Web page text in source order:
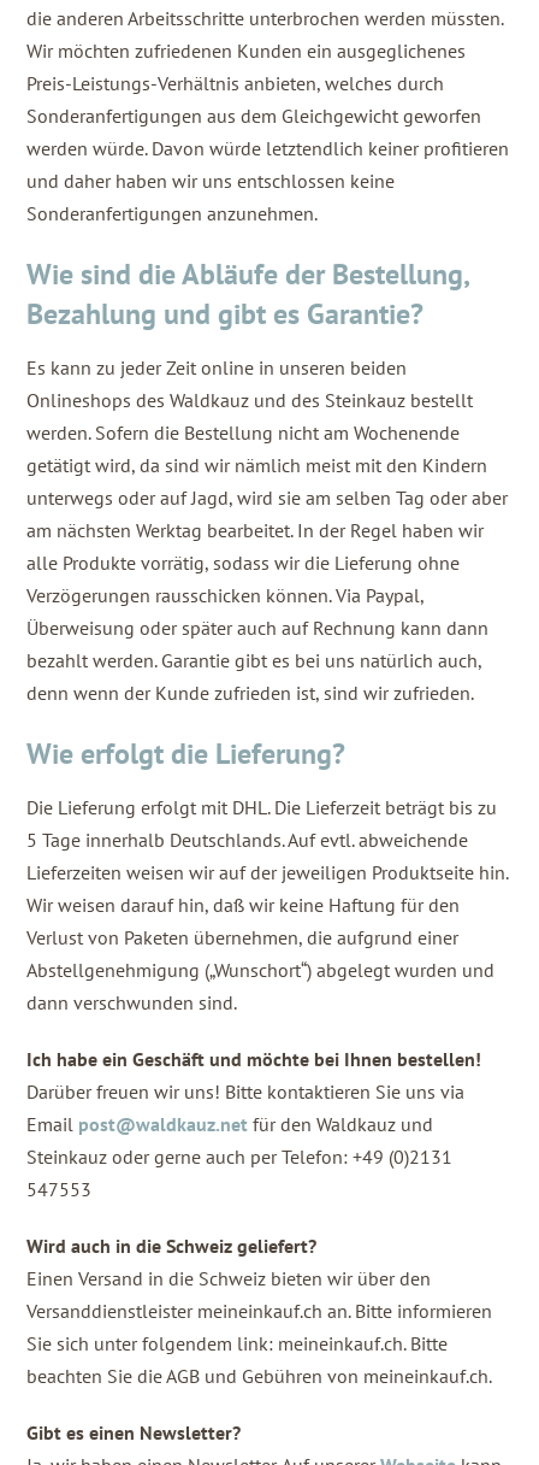
die anderen Arbeitsschritte unterbrochen werden müssten.
Wir möchten zufriedenen Kunden ein ausgeglichenes
Preis-Leistungs-Verhältnis anbieten, welches durch
Sonderanfertigungen aus dem Gleichgewicht geworfen
werden würde. Davon würde letztendlich keiner profitieren
und daher haben wir uns entschlossen keine
Sonderanfertigungen anzunehmen.
Wie sind die Abläufe der Bestellung,
Bezahlung und gibt es Garantie?
Es kann zu jeder Zeit online in unseren beiden
Onlineshops des Waldkauz und des Steinkauz bestellt
werden. Sofern die Bestellung nicht am Wochenende
getätigt wird, da sind wir nämlich meist mit den Kindern
unterwegs oder auf Jagd, wird sie am selben Tag oder aber
am nächsten Werktag bearbeitet. In der Regel haben wir
alle Produkte vorrätig, sodass wir die Lieferung ohne
Verzögerungen rausschicken können. Via Paypal,
Überweisung oder später auch auf Rechnung kann dann
bezahlt werden. Garantie gibt es bei uns natürlich auch,
denn wenn der Kunde zufrieden ist, sind wir zufrieden.
Wie erfolgt die Lieferung?
Die Lieferung erfolgt mit DHL. Die Lieferzeit beträgt bis zu
5 Tage innerhalb Deutschlands. Auf evtl. abweichende
Lieferzeiten weisen wir auf der jeweiligen Produktseite hin.
Wir weisen darauf hin, daß wir keine Haftung für den
Verlust von Paketen übernehmen, die aufgrund einer
Abstellgenehmigung („Wunschort“) abgelegt wurden und
dann verschwunden sind.
Ich habe ein Geschäft und möchte bei Ihnen bestellen!
Darüber freuen wir uns! Bitte kontaktieren Sie uns via
Email post@waldkauz.net für den Waldkauz und
Steinkauz oder gerne auch per Telefon: +49 (0)2131
547553
Wird auch in die Schweiz geliefert?
Einen Versand in die Schweiz bieten wir über den
Versanddienstleister meineinkauf.ch an. Bitte informieren
Sie sich unter folgendem link: meineinkauf.ch. Bitte
beachten Sie die AGB und Gebühren von meineinkauf.ch.
Gibt es einen Newsletter?